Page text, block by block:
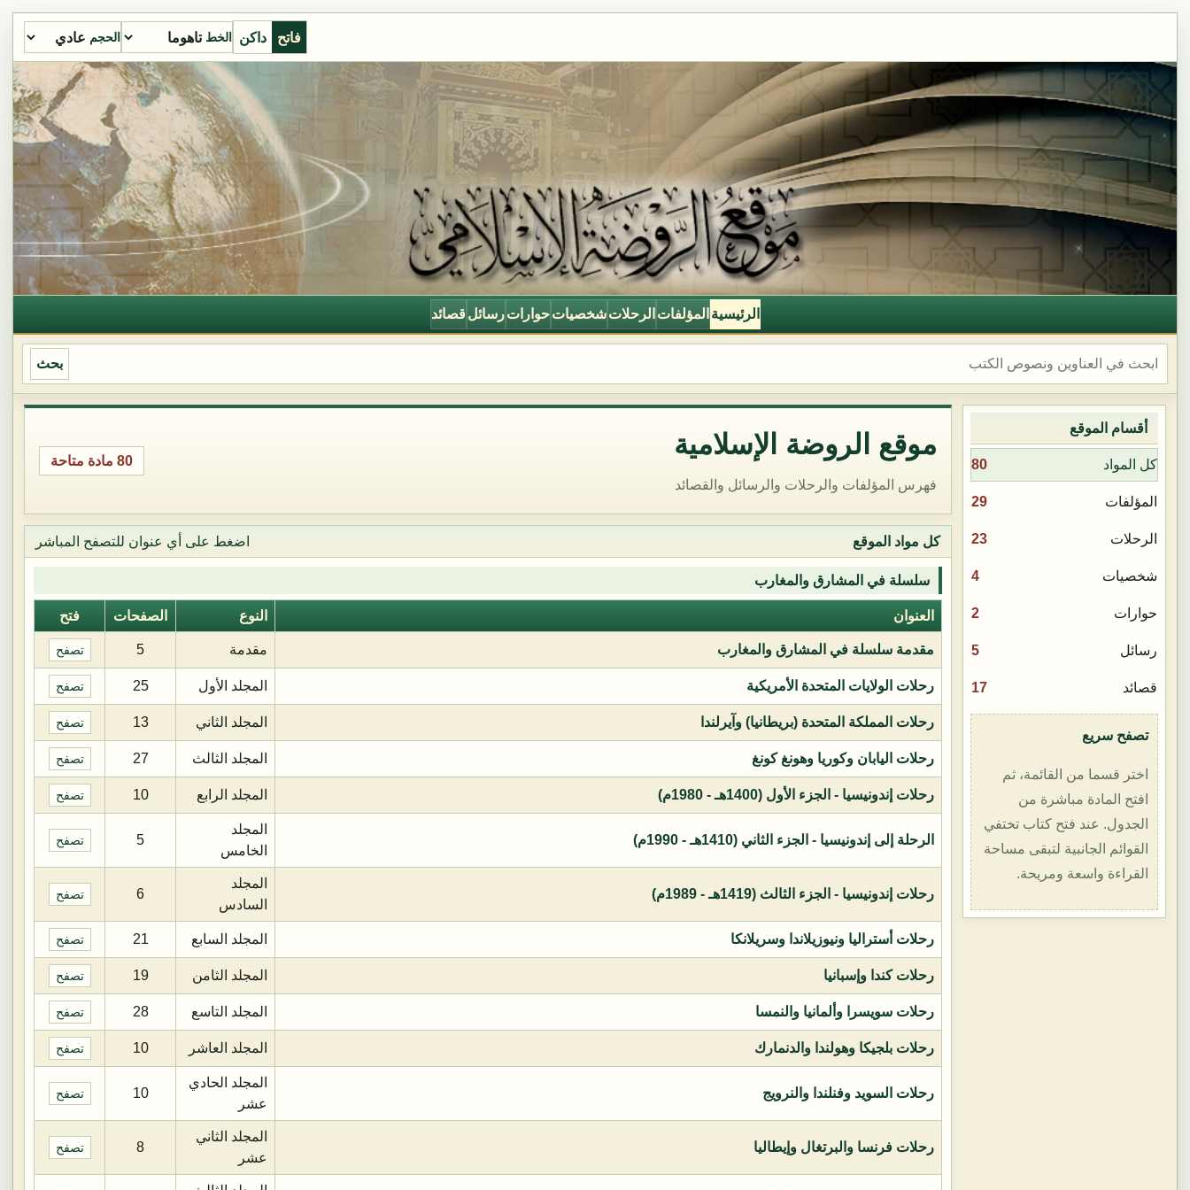
فاتح داكن الخط الحجم
الرئيسية المؤلفات الرحلات شخصيات حوارات رسائل قصائد
بحث
أقسام الموقع
كل المواد 80
المؤلفات 29
الرحلات 23
شخصيات 4
حوارات 2
رسائل 5
قصائد 17
تصفح سريع
اختر قسما من القائمة، ثم
افتح المادة مباشرة من
الجدول. عند فتح كتاب تختفي
القوائم الجانبية لتبقى مساحة
القراءة واسعة ومريحة.
موقع الروضة الإسلامية
فهرس المؤلفات والرحلات والرسائل والقصائد
80 مادة متاحة
كل مواد الموقع اضغط على أي عنوان للتصفح المباشر
سلسلة في المشارق والمغارب
العنوان النوع الصفحات فتح
مقدمة سلسلة في المشارق والمغارب مقدمة 5 تصفح
رحلات الولايات المتحدة الأمريكية المجلد الأول 25 تصفح
رحلات المملكة المتحدة (بريطانيا) وآيرلندا المجلد الثاني 13 تصفح
رحلات اليابان وكوريا وهونغ كونغ المجلد الثالث 27 تصفح
رحلات إندونيسيا - الجزء الأول (1400هـ - 1980م) المجلد الرابع 10 تصفح
الرحلة إلى إندونيسيا - الجزء الثاني (1410هـ - 1990م)
المجلد
الخامس
5 تصفح
رحلات إندونيسيا - الجزء الثالث (1419هـ - 1989م)
المجلد
السادس
6 تصفح
رحلات أستراليا ونيوزيلاندا وسريلانكا المجلد السابع 21 تصفح
رحلات كندا وإسبانيا المجلد الثامن 19 تصفح
رحلات سويسرا وألمانيا والنمسا المجلد التاسع 28 تصفح
رحلات بلجيكا وهولندا والدنمارك المجلد العاشر 10 تصفح
رحلات السويد وفنلندا والنرويج
المجلد الحادي
عشر
10 تصفح
رحلات فرنسا والبرتغال وإيطاليا
المجلد الثاني
عشر
8 تصفح